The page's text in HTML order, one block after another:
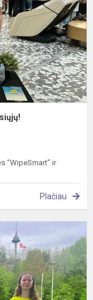
“WipeSmart” ir
Plačiau